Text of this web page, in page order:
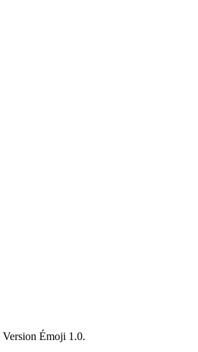
Version Émoji 1.0.